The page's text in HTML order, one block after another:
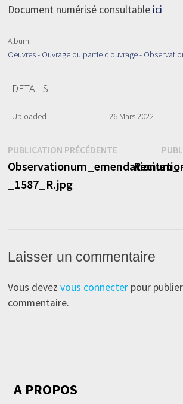
Document numérisé consultable ici
Album:
Oeuvres - Ouvrage ou partie d'ouvrage -
DETAILS
Uploaded 26 Mars 2022
Navigation
de
l’article
PUBLICATION PRÉCÉDENTEPublication
précédente :
_1587_R.jpg
Laisser un commentaire
Vous devez vous connecterpour
commentaire.
A PROPOS